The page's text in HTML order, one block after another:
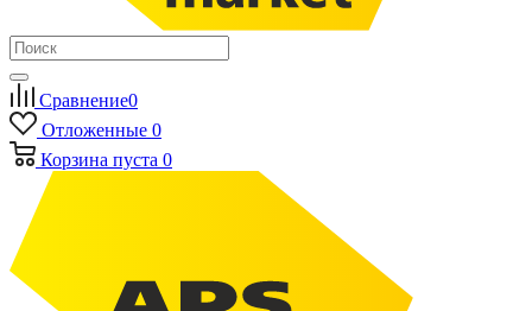
Сравнение0
Отложенные 0
Корзина пуста 0